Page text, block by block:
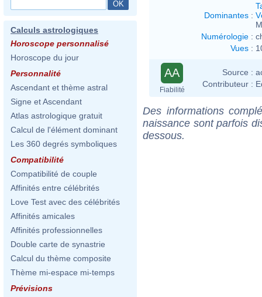
Calculs astrologiques
Horoscope personnalisé
Horoscope du jour
Personnalité
Ascendant et thème astral
Signe et Ascendant
Atlas astrologique gratuit
Calcul de l'élément dominant
Les 360 degrés symboliques
Compatibilité
Compatibilité de couple
Affinités entre célébrités
Love Test avec des célébrités
Affinités amicales
Affinités professionnelles
Double carte de synastrie
Calcul du thème composite
Thème mi-espace mi-temps
Prévisions
Dominantes :
Numérologie :
Vues :
AA
Fiabilité
Source :
Contributeur :
Des informations
naissance sont parfois
dessous.